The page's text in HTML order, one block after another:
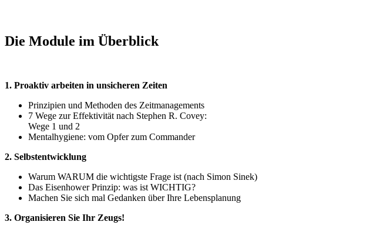
Die Module im Überblick
1. Proaktiv arbeiten in unsicheren Zeiten
Prinzipien und Methoden des Zeitmanagements
7 Wege zur Effektivität nach Stephen R. Covey:
Wege 1 und 2
Mentalhygiene: vom Opfer zum Commander
2. Selbstentwicklung
Warum WARUM die wichtigste Frage ist (nach Simon Sinek)
Das Eisenhower Prinzip: was ist WICHTIG?
Machen Sie sich mal Gedanken über Ihre Lebensplanung
3. Organisieren Sie Ihr Zeugs!